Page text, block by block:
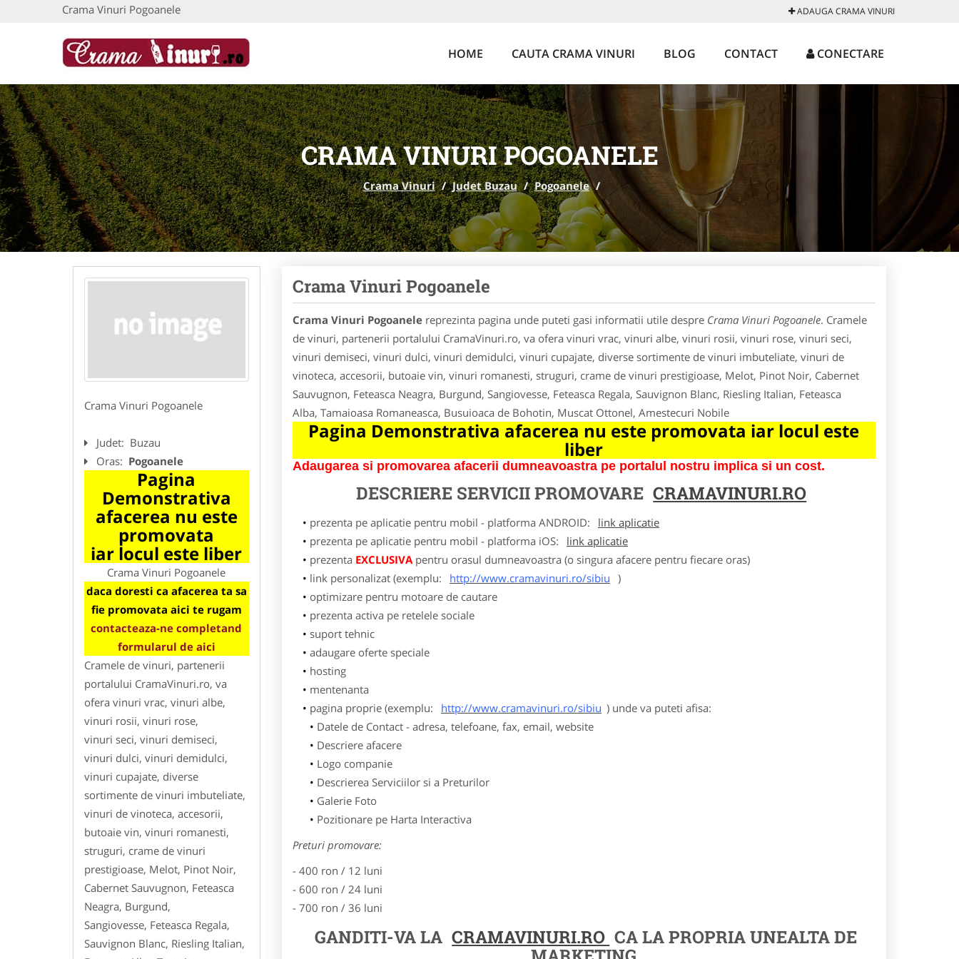
Crama Vinuri Pogoanele ADAUGA CRAMA VINURI
HOME CAUTA CRAMA VINURI BLOG CONTACT CONECTARE
CRAMA VINURI POGOANELE
Crama Vinuri / Judet Buzau / Pogoanele /
Crama Vinuri Pogoanele
Judet: Buzau
Oras: Pogoanele
Pagina
Demonstrativa
afacerea nu este
promovata
iar locul este liber
Crama Vinuri Pogoanele
daca doresti ca afacerea ta sa
fie promovata aici te rugam
contacteaza-ne completand
formularul de aici
Cramele de vinuri, partenerii
portalului CramaVinuri.ro, va
ofera vinuri vrac, vinuri albe,
vinuri rosii, vinuri rose,
vinuri seci, vinuri demiseci,
vinuri dulci, vinuri demidulci,
vinuri cupajate, diverse
sortimente de vinuri imbuteliate,
vinuri de vinoteca, accesorii,
butoaie vin, vinuri romanesti,
struguri, crame de vinuri
prestigioase, Melot, Pinot Noir,
Cabernet Sauvugnon, Feteasca
Neagra, Burgund,
Sangiovesse, Feteasca Regala,
Sauvignon Blanc, Riesling Italian,
Crama Vinuri Pogoanele
Crama Vinuri Pogoanelereprezinta pagina unde puteti gasi informatii utile despre Crama Vinuri Pogoanele. Cramele
de vinuri, partenerii portalului CramaVinuri.ro, va ofera vinuri vrac, vinuri albe, vinuri rosii, vinuri rose, vinuri seci,
vinuri demiseci, vinuri dulci, vinuri demidulci, vinuri cupajate, diverse sortimente de vinuri imbuteliate, vinuri de
vinoteca, accesorii, butoaie vin, vinuri romanesti, struguri, crame de vinuri prestigioase, Melot, Pinot Noir, Cabernet
Sauvugnon, Feteasca Neagra, Burgund, Sangiovesse, Feteasca Regala, Sauvignon Blanc, Riesling Italian, Feteasca
Alba, Tamaioasa Romaneasca, Busuioaca de Bohotin, Muscat Ottonel, Amestecuri Nobile
Pagina Demonstrativa afacerea nu este promovata iar locul este
liber
Adaugarea si promovarea afacerii dumneavoastra pe portalul nostru implica si un cost.
DESCRIERE SERVICII PROMOVARE CRAMAVINURI.RO
prezenta pe aplicatie pentru mobil - platforma ANDROID:
link aplicatie
prezenta pe aplicatie pentru mobil - platforma iOS:
link aplicatie
prezenta EXCLUSIVApentru orasul dumneavoastra (o singura afacere pentru fiecare oras)
link personalizat (exemplu:
http://www.cramavinuri.ro/sibiu )
optimizare pentru motoare de cautare
prezenta activa pe retelele sociale
suport tehnic
adaugare oferte speciale
hosting
mentenanta
pagina proprie (exemplu:
http://www.cramavinuri.ro/sibiu ) unde va puteti afisa:
Datele de Contact - adresa, telefoane, fax, email, website
Descriere afacere
Logo companie
Descrierea Serviciilor si a Preturilor
Galerie Foto
Pozitionare pe Harta Interactiva
Preturi promovare:
- 400 ron / 12 luni
- 600 ron / 24 luni
- 700 ron / 36 luni
GANDITI-VA LA CRAMAVINURI.RO CA LA PROPRIA UNEALTA DE